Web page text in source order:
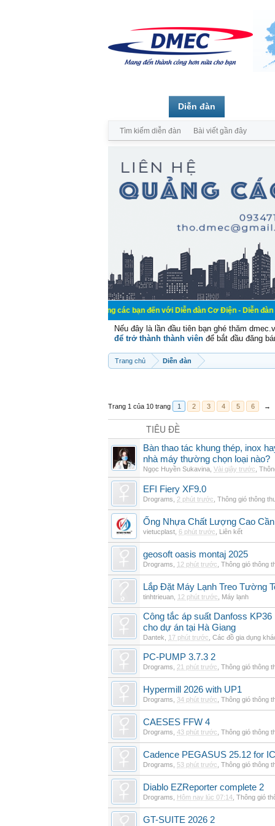
Chào mừng các bạn đến với Diễn đàn Cơ Điện - Diễn đàn Cơ
Nếu đây là lần đầu tiên bạn ghé thăm
để trở thành thành viên để bắt đầu đăng
Trang chủ Diễn đàn
Trang 1 của 10 trang 1 2 3 4 5 6 →
TIÊU ĐỀ
Bàn thao tác khung thép, inox
nhà máy thường chọn loại nào?
Ngọc Huyền Sukavina Vài giây trước
EFI Fiery XF9.0
Drograms 2 phút trước Thông gió thông
Ống Nhựa Chất Lượng Cao
vietucplast 6 phút trước Liên kết
geosoft oasis montaj 2025
Drograms 12 phút trước Thông gió thông
Lắp Đặt Máy Lạnh Treo Tường
tinhtrieuan 12 phút trước Máy lạnh
Công tắc áp suất Danfoss
cho dự án tại Hà Giang
Dantek 17 phút trước Các đồ gia dụng
PC-PUMP 3.7.3 2
Drograms 21 phút trước Thông gió thông
Hypermill 2026 with UP1
Drograms 34 phút trước Thông gió thông
CAESES FFW 4
Drograms 43 phút trước Thông gió thông
Cadence PEGASUS 25.12 for
Drograms 53 phút trước Thông gió thông
Diablo EZReporter complete 2
Drograms Hôm nay lúc 07:14 Thông gió
GT-SUITE 2026 2
Diễn đàn
Tìm kiếm diễn đàn Bài viết gần đây